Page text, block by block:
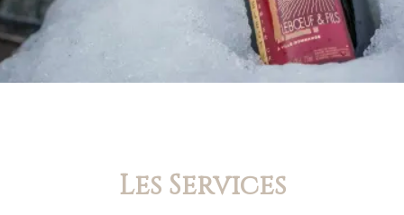
Les Services